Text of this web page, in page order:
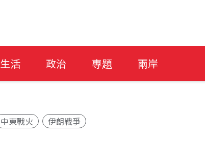
生活 政治 專題 兩岸
中東戰火 伊朗戰爭